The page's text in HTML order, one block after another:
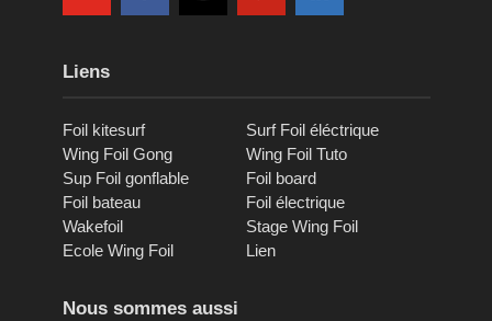
Liens
Foil kitesurf
Surf Foil éléctrique
Wing Foil Gong
Wing Foil Tuto
Sup Foil gonflable
Foil board
Foil bateau
Foil électrique
Wakefoil
Stage Wing Foil
Ecole Wing Foil
Lien
Nous sommes aussi